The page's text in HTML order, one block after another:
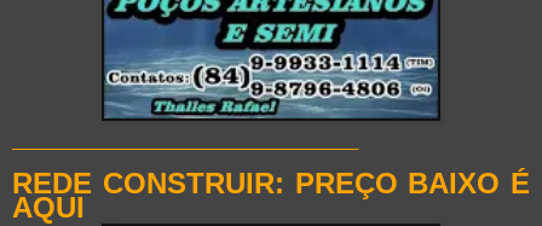
REDE CONSTRUIR: PREÇO BAIXO É
AQUI